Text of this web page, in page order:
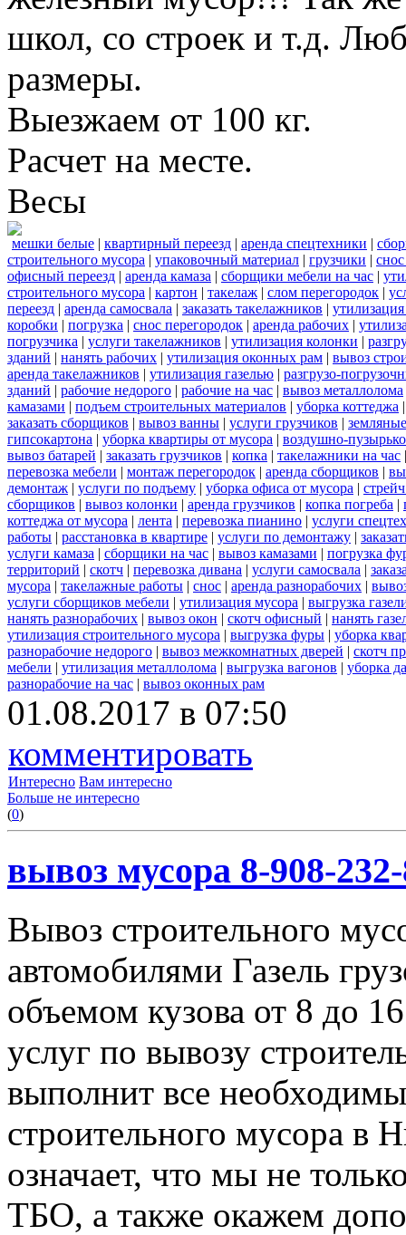
школ, со строек и т.д.
размеры.
Выезжаем от 100 кг.
Расчет на месте.
Весы
мешки белые | квартирный переезд | аренда спецтехники |
строительного мусора | упаковочный материал | грузчики |
офисный переезд | аренда камаза | сборщики мебели на час |
строительного мусора | картон | такелаж | слом перегородок |
переезд | аренда самосвала | заказать такелажников |
коробки | погрузка | снос перегородок | аренда рабочих |
погрузчика | услуги такелажников | утилизация колонки |
зданий | нанять рабочих | утилизация оконных рам | вывоз
аренда такелажников | утилизация газелью | разгрузо-
зданий | рабочие недорого | рабочие на час | вывоз металлолома
камазами | подъем строительных материалов | уборка коттеджа
заказать сборщиков | вывоз ванны | услуги грузчиков |
гипсокартона | уборка квартиры от мусора | воздушно-
вывоз батарей | заказать грузчиков | копка | такелажники на час
перевозка мебели | монтаж перегородок | аренда сборщиков |
демонтаж | услуги по подъему | уборка офиса от мусора |
сборщиков | вывоз колонки | аренда грузчиков | копка погреба |
коттеджа от мусора | лента | перевозка пианино | услуги
работы | расстановка в квартире | услуги по демонтажу |
услуги камаза | сборщики на час | вывоз камазами | погрузка
территорий | скотч | перевозка дивана | услуги самосвала |
мусора | такелажные работы | снос | аренда разнорабочих |
услуги сборщиков мебели | утилизация мусора | выгрузка
нанять разнорабочих | вывоз окон | скотч офисный | нанять
утилизация строительного мусора | выгрузка фуры | уборка
разнорабочие недорого | вывоз межкомнатных дверей | скотч
мебели | утилизация металлолома | выгрузка вагонов | уборка
разнорабочие на час | вывоз оконных рам
01.08.2017 в 07:50
комментировать
Интересно Вам интересно
Больше не интересно
(0)
вывоз мусора 8-908-
Вывоз строительного
автомобилями Газель
объемом кузова от 8 до
услуг по вывозу
выполнит все
строительного мусора в
означает, что мы не
ТБО, а также окажем